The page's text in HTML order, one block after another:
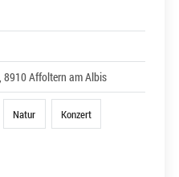
8910 Affoltern am Albis
Natur Konzert